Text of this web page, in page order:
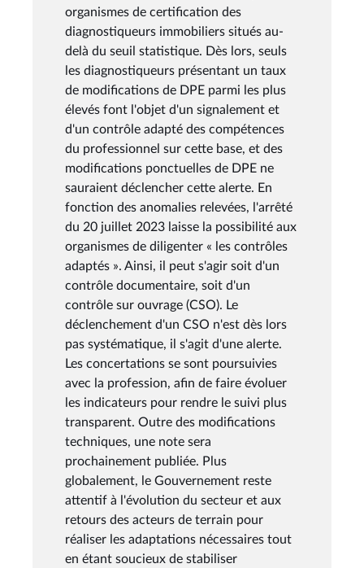
organismes de certification des
diagnostiqueurs immobiliers situés au-
delà du seuil statistique. Dès lors, seuls
les diagnostiqueurs présentant un taux
de modifications de DPE parmi les plus
élevés font l'objet d'un signalement et
d'un contrôle adapté des compétences
du professionnel sur cette base, et des
modifications ponctuelles de DPE ne
sauraient déclencher cette alerte. En
fonction des anomalies relevées, l'arrêté
du 20 juillet 2023 laisse la possibilité aux
organismes de diligenter « les contrôles
adaptés ». Ainsi, il peut s'agir soit d'un
contrôle documentaire, soit d'un
contrôle sur ouvrage (CSO). Le
déclenchement d'un CSO n'est dès lors
pas systématique, il s'agit d'une alerte.
Les concertations se sont poursuivies
avec la profession, afin de faire évoluer
les indicateurs pour rendre le suivi plus
transparent. Outre des modifications
techniques, une note sera
prochainement publiée. Plus
globalement, le Gouvernement reste
attentif à l'évolution du secteur et aux
retours des acteurs de terrain pour
réaliser les adaptations nécessaires tout
en étant soucieux de stabiliser